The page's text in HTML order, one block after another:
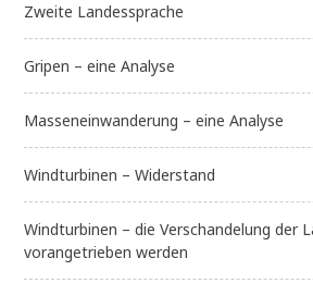
Zweite Landessprache
Gripen – eine Analyse
Masseneinwanderung – eine Analyse
Windturbinen – Widerstand
Windturbinen – die Verschandelung der
vorangetrieben werden